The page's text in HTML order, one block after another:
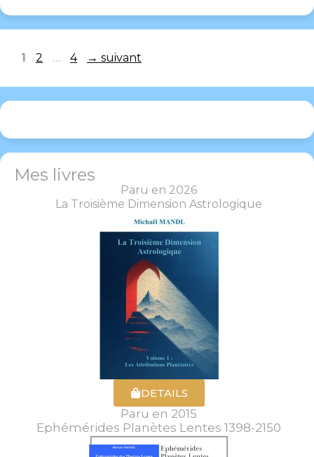
1 2 … 4 → suivant
Mes livres
Paru en 2026
La Troisième Dimension Astrologique
DETAILS
Paru en 2015
Ephémérides Planètes Lentes 1398-2150